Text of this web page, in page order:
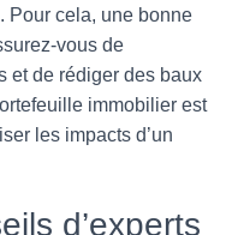
Pour cela, une bonne
vous de
et de rédiger des baux
immobilier est
les impacts d’un
d’experts